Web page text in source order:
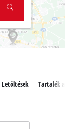
Letöltések Tartalék